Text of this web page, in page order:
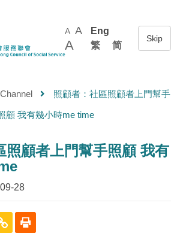
A A
A
Eng
繁
简
照顧者：社區照顧者上門幫手
顧 我有幾小時me time
照顧者上門幫手照顧 我有
28